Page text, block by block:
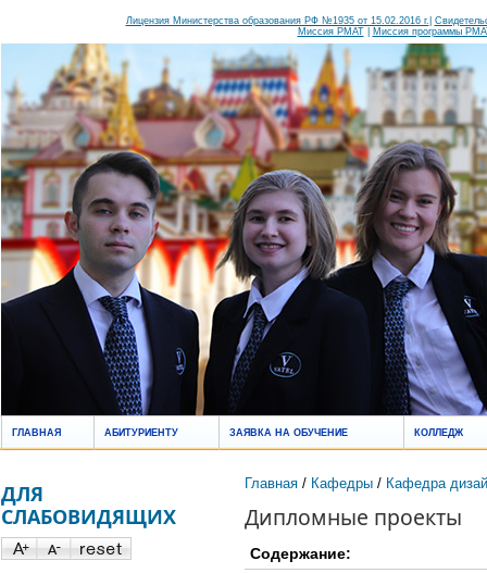
Лицензия Министерства образования РФ №1935 от 15.02.2016 г.
Миссия РМАТ| Миссия программы
ГЛАВНАЯ АБИТУРИЕНТУ ЗАЯВКА НА ОБУЧЕНИЕ КОЛЛЕДЖ
Главная / Кафедры / Кафедра
Дипломные проекты
Содержание:
ДЛЯ
СЛАБОВИДЯЩИХ